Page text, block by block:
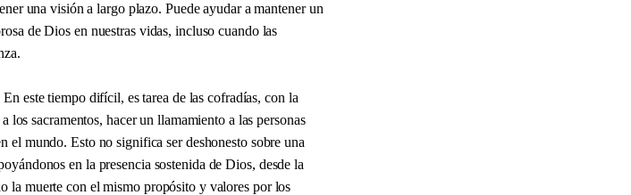
una visión a largo plazo. Puede ayudar a mantener un
de Dios en nuestras vidas, incluso cuando las
este tiempo difícil, es tarea de las cofradías, con la
los sacramentos, hacer un llamamiento a las personas
el mundo. Esto no significa ser deshonesto sobre una
en la presencia sostenida de Dios, desde la
la muerte con el mismo propósito y valores por los